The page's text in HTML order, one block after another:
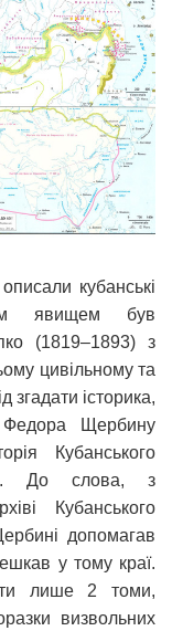
кубанські
явищем був
(1819–1893) з
цивільному та
згадати історика,
Федора Щербину
Кубанського
До слова, з
Кубанського
допомагав
у тому краї.
лише 2 томи,
визвольних